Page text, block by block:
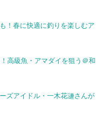
！春に快適に釣りを楽しむア
高級魚・アマダイを狙う ＠和
ズアイドル・一木花漣さんが